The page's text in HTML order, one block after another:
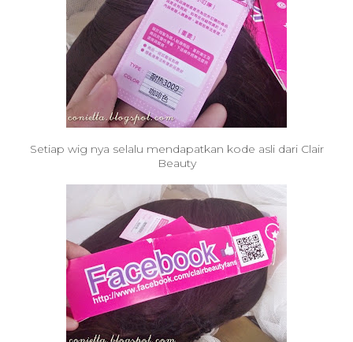
Setiap wig nya selalu mendapatkan kode asli dari Clair
Beauty